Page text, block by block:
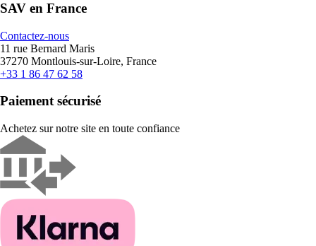
SAV en France
Contactez-nous
11 rue Bernard Maris
37270 Montlouis-sur-Loire, France
+33 1 86 47 62 58
Paiement sécurisé
Achetez sur notre site en toute confiance